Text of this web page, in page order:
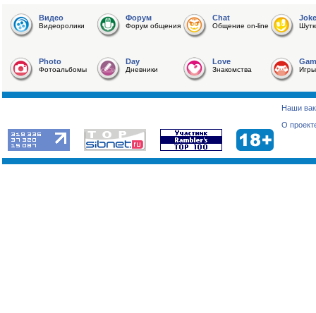
Видео
Видеоролики
Форум
Форум общения
Chat
Общение on-line
Joke
Photo
Фотоальбомы
Day
Дневники
Love
Знакомства Игры
Наши
О